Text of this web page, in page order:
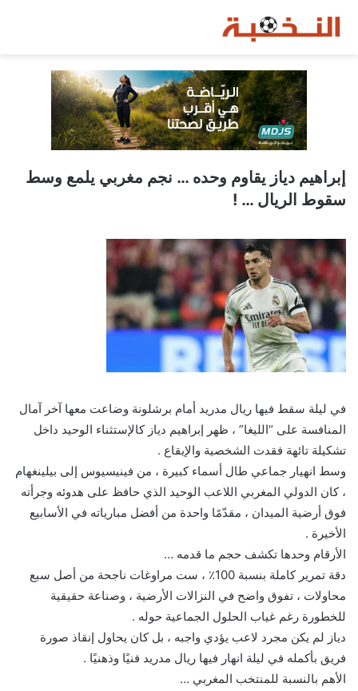
إبراهيم دياز يقاوم وحده … نجم مغربي يلمع وسط
سقوط الريال … !
في ليلة سقط فيها ريال مدريد أمام برشلونة وضاعت معها آخر آمال
المنافسة على “الليغا” ، ظهر إبراهيم دياز كالإستثناء الوحيد داخل
تشكيلة تائهة فقدت الشخصية والإيقاع .
وسط انهيار جماعي طال أسماء كبيرة ، من فينيسيوس إلى بيلينغهام
، كان الدولي المغربي اللاعب الوحيد الذي حافظ على هدوئه وجرأته
فوق أرضية الميدان ، مقدّمًا واحدة من أفضل مبارياته في الأسابيع
الأخيرة .
الأرقام وحدها تكشف حجم ما قدمه …
دقة تمرير كاملة بنسبة 100٪ ، ست مراوغات ناجحة من أصل سبع
محاولات ، تفوق واضح في النزالات الأرضية ، وصناعة حقيقية
للخطورة رغم غياب الحلول الجماعية حوله .
دياز لم يكن مجرد لاعب يؤدي واجبه ، بل كان يحاول إنقاذ صورة
فريق بأكمله في ليلة انهار فيها ريال مدريد فنيًا وذهنيًا .
الأهم بالنسبة للمنتخب المغربي …